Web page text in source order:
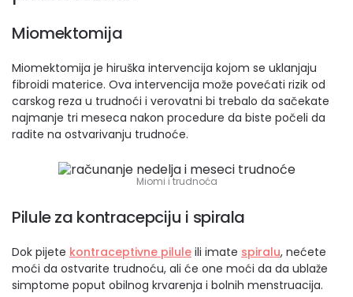
Miomektomija
Miomektomija je hiruška intervencija kojom se uklanjaju
fibroidi materice. Ova intervencija može povećati rizik od
carskog reza u trudnoći i verovatni bi trebalo da sačekate
najmanje tri meseca nakon procedure da biste počeli da
radite na ostvarivanju trudnoće.
Miomi i trudnoća
Pilule za kontracepciju i spirala
Dok pijete kontraceptivne pilule ili imate spiralu, nećete
moći da ostvarite trudnoću, ali će one moći da da ublaže
simptome poput obilnog krvarenja i bolnih menstruacija.